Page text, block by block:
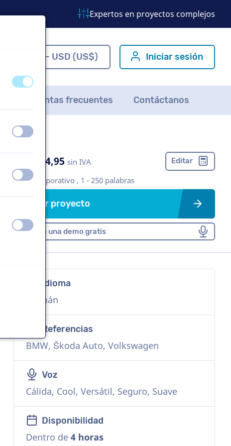
Expertos en proyectos complejos
ES - USD (US$) Iniciar sesión
Preguntas frecuentes Contáctanos
US$ 304,95 sin IVA Editar
Vídeo corporativo , 1 - 250 palabras
Crear proyecto
Solicita una demo gratis
Idioma
Alemán
Referencias
BMW, Škoda Auto, Volkswagen
Voz
Cálida, Cool, Versátil, Seguro, Suave
Disponibilidad
Dentro de 4 horas
apagado
encendido
apagado
encendido
apagado
encendido
apagado
encendido